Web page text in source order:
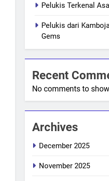
Pelukis Terkenal
Pelukis dari
Gems
Recent
No comments to
Archives
December 2025
November 2025